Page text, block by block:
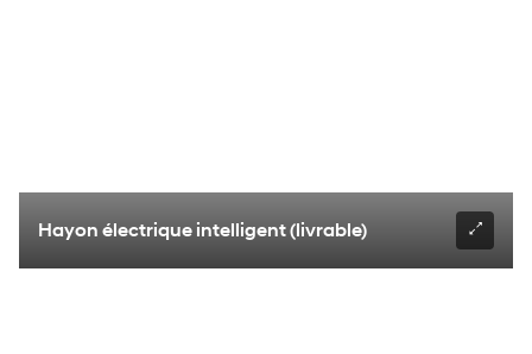
Hayon électrique intelligent (livrable)